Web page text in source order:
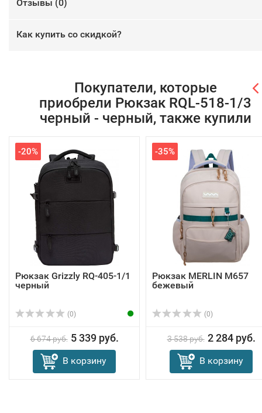
Отзывы (0)
Как купить со скидкой?
Покупатели, которые
приобрели Рюкзак RQL-518-1/3
черный - черный, также купили
-20%
Рюкзак Grizzly RQ-405-1/1
черный
(0)
6 674 руб. 5 339 руб.
В корзину
-35%
Рюкзак MERLIN M657
бежевый
(0)
3 538 руб. 2 284 руб.
В корзину